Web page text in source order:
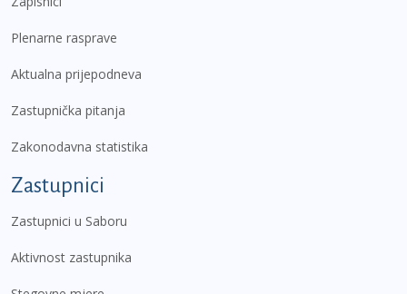
Plenarne rasprave
Aktualna prijepodneva
Zastupnička pitanja
Zakonodavna statistika
Zastupnici
Zastupnici u Saboru
Aktivnost zastupnika